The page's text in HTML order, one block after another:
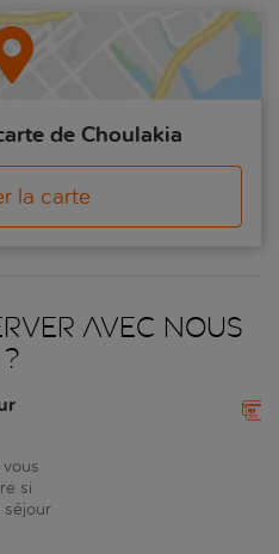
de Choulakia
la carte
avec nous
?
si
séjour